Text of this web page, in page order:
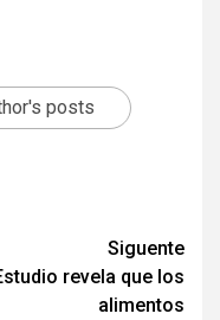
posts
Siguente
revela que los
alimentos